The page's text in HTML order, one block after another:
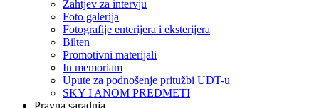
Zahtjev za intervju
Foto galerija
Fotografije enterijera i eksterijera
Bilten
Promotivni materijali
In memoriam
Upute za podnošenje pritužbi UDT-u
SKY I ANOM PREDMETI